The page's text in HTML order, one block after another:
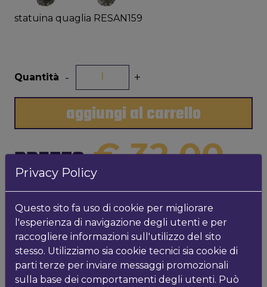
statuina quaglia RESAN159
Quantità - +
aggiungi al carrello
PREZZO € 32,00
INFO PRODOTTO
statuina quaglia in resina argentata h13cm x L12cm
Privacy Policy
Questo sito fa uso di cookie per migliorare
l'esperienza di navigazione degli utenti e per
raccogliere informazioni sull'utilizzo del sito
stesso. Utilizziamo sia cookie tecnici sia cookie di
parti terze per inviare messaggi promozionali
sulla base dei comportamenti degli utenti. Può